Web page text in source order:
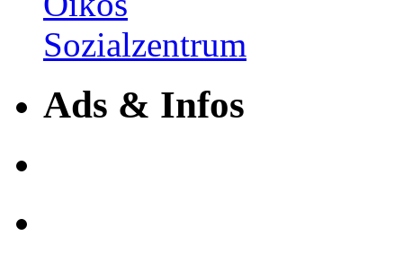
Ads & Infos